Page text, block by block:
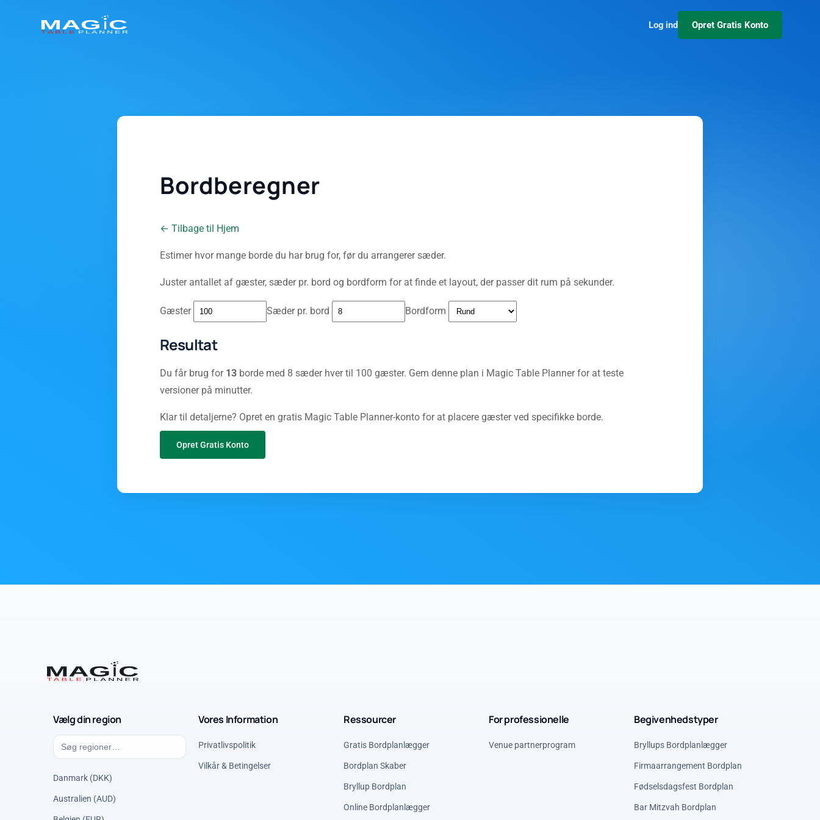
Log ind Opret Gratis Konto
Bordberegner
← Tilbage til Hjem
Estimer hvor mange borde du har brug for, før du arrangerer sæder.
Juster antallet af gæster, sæder pr. bord og bordform for at finde et layout, der passer dit rum på sekunder.
Gæster Sæder pr. bord Bordform
Resultat
Du får brug for 13 borde med 8 sæder hver til 100 gæster. Gem denne plan i Magic Table Planner for at teste
versioner på minutter.
Klar til detaljerne? Opret en gratis Magic Table Planner-konto for at placere gæster ved specifikke borde.
Opret Gratis Konto
Vælg din region
Danmark (DKK)
Australien (AUD)
Vores Information
Privatlivspolitik
Vilkår & Betingelser
Ressourcer
Gratis Bordplanlægger
Bordplan Skaber
Bryllup Bordplan
Online Bordplanlægger
For professionelle
Venue partnerprogram
Begivenhedstyper
Bryllups Bordplanlægger
Firmaarrangement Bordplan
Fødselsdagsfest Bordplan
Bar Mitzvah Bordplan